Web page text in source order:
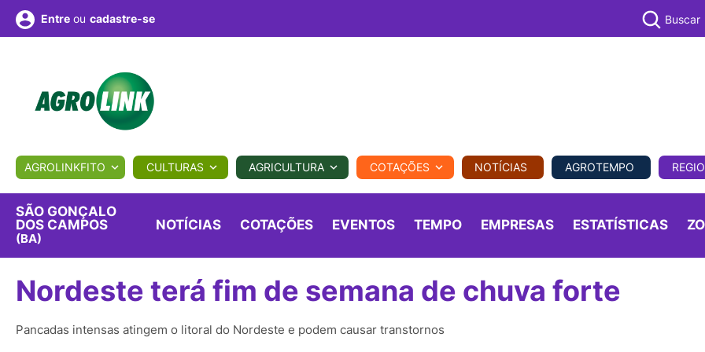
BIOLÓGICOS COTAÇÕES NOTÍCIAS AGROTEMPO REGIONAL COMERCIAL AGROVIAGENS
Fotos
Vídeos
Entre ou cadastre-se Buscar
AGROLINKFITO CULTURAS AGRICULTURA COTAÇÕES NOTÍCIAS AGROTEMPO
SÃO GONÇALO
DOS CAMPOS
(BA)
NOTÍCIAS COTAÇÕES EVENTOS TEMPO EMPRESAS ESTATÍSTICAS
Nordeste terá fim de semana de chuva forte
Pancadas intensas atingem o litoral do Nordeste e podem causar transtornos